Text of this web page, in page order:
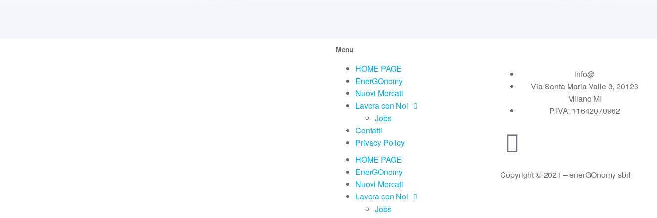
Menu
HOME PAGE
EnerGOnomy
Nuovi Mercati
Lavora con Noi
Jobs
Contatti
Privacy Policy
HOME PAGE
EnerGOnomy
Nuovi Mercati
Lavora con Noi
Jobs
info@
Via Santa Maria Valle 3, 20123
Milano MI
P.IVA: 11642070962
Copyright © 2021 – enerGOnomy sbrl